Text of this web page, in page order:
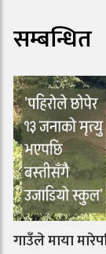
सम्बन्धित
गाउँले माया